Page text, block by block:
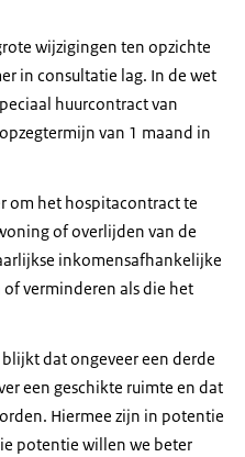
wijzigingen ten opzichte
in consultatie lag. In de wet
huurcontract van
van 1 maand in
om het hospitacontract te
of overlijden van de
inkomensafhankelijke
verminderen als die het
dat ongeveer een derde
een geschikte ruimte en dat
Hiermee zijn in potentie
potentie willen we beter